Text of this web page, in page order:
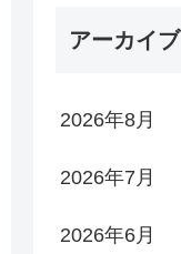
アーカイブ
2026年8月
2026年7月
2026年6月